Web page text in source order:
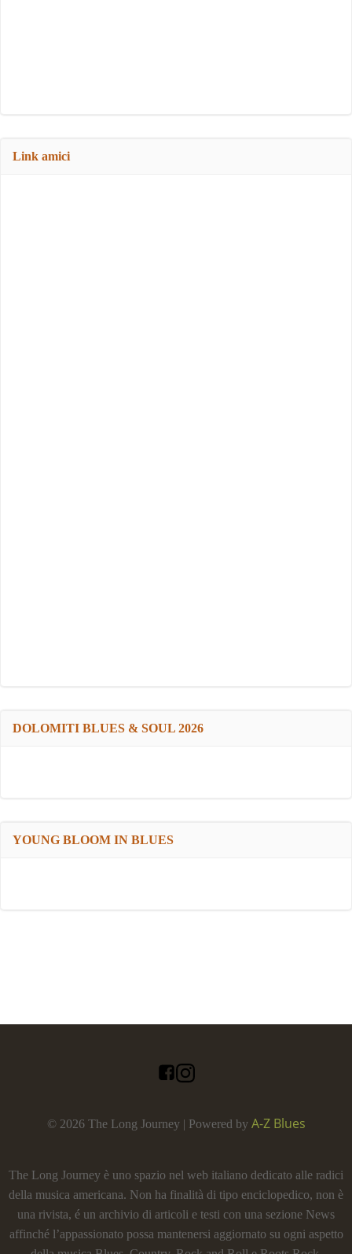
Link amici
DOLOMITI BLUES & SOUL 2026
YOUNG BLOOM IN BLUES
© 2026 The Long Journey | Powered by A-Z Blues
The Long Journey è uno spazio nel web italiano dedicato alle radici
della musica americana. Non ha finalità di tipo enciclopedico, non è
una rivista, é un archivio di articoli e testi con una sezione News
affinché l’appassionato possa mantenersi aggiornato su ogni aspetto